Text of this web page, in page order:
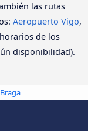
las rutas
Aeropuerto Vigo,
de los
disponibilidad).